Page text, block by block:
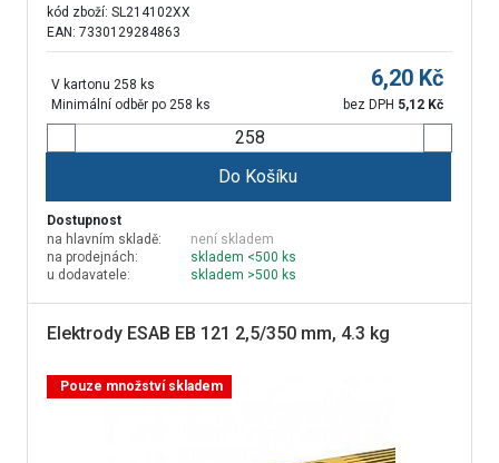
kód zboží: SL214102XX
EAN: 7330129284863
V kartonu 258 ks
Minimální odběr po 258 ks
6,20 Kč
bez DPH 5,12 Kč
Do Košíku
Dostupnost
na hlavním skladě:
není skladem
na prodejnách:
skladem <500 ks
u dodavatele:
skladem >500 ks
Elektrody ESAB EB 121 2,5/350 mm, 4.3 kg
Pouze množství skladem